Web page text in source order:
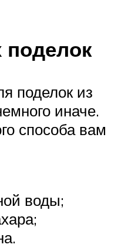
поделок из
иначе.
способа вам
воды;